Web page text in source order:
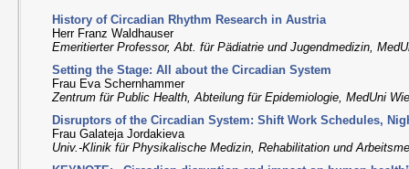
History of Circadian Rhythm Research in Austria
Herr Franz Waldhauser
Emeritierter Professor, Abt. für Pädiatrie und Jugendmedizin,
Setting the Stage: All about the Circadian System
Frau Eva Schernhammer
Zentrum für Public Health, Abteilung für Epidemiologie, MedUni
Disruptors of the Circadian System: Shift Work Schedules,
Frau Galateja Jordakieva
Univ.-Klinik für Physikalische Medizin, Rehabilitation und